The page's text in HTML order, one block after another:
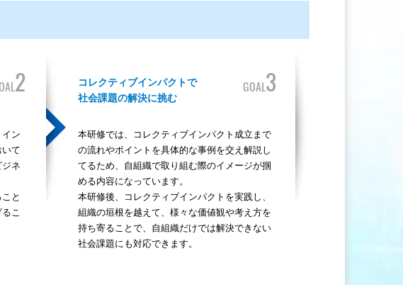
2
ン
て
ネ
と
こ
GOAL3
コレクティブインパクトで
社会課題の解決に挑む
本研修では、コレクティブインパクト成立まで
の流れやポイントを具体的な事例を交え解説し
てるため、自組織で取り組む際のイメージが掴
める内容になっています。
本研修後、コレクティブインパクトを実践し、
組織の垣根を越えて、様々な価値観や考え方を
持ち寄ることで、自組織だけでは解決できない
社会課題にも対応できます。